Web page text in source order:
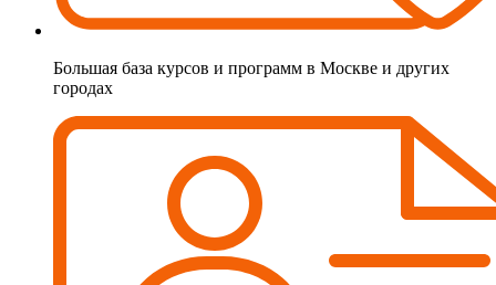
Большая база курсов и программ в Москве и других
городах